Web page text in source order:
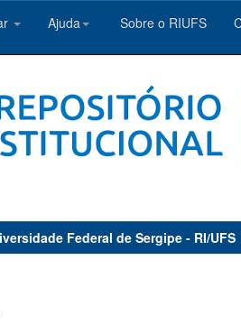
Ajuda Sobre o RIUFS
Federal de Sergipe - RI/UFS